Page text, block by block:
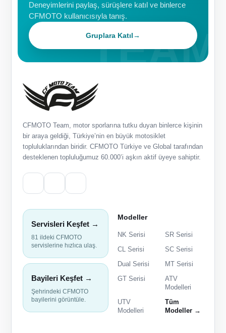
Deneyimlerini paylaş, sürüşlere katıl ve binlerce
CFMOTO kullanıcısıyla tanış.
Gruplara Katıl→
CFMOTO Team, motor sporlarına tutku duyan binlerce kişinin
bir araya geldiği, Türkiye’nin en büyük motosiklet
topluluklarından biridir. CFMOTO Türkiye ve Global tarafından
desteklenen topluluğumuz 60.000’i aşkın aktif üyeye sahiptir.
Servisleri Keşfet →
81 ildeki CFMOTO
servislerine hızlıca ulaş.
Bayileri Keşfet →
Şehrindeki CFMOTO
bayilerini görüntüle.
Modeller
NK Serisi
SR Serisi
CL Serisi
SC Serisi
Dual Serisi
MT Serisi
GT Serisi
ATV
Modelleri
UTV
Modelleri
Tüm
Modeller →